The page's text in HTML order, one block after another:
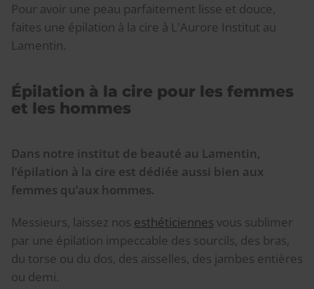
Pour avoir une peau parfaitement lisse et douce,
faites une épilation à la cire à L'Aurore Institut au
Lamentin.
Épilation à la cire pour les femmes
et les hommes
Dans notre institut de beauté au Lamentin,
l’épilation à la cire est dédiée aussi bien aux
femmes qu’aux hommes.
Messieurs, laissez nos esthéticiennes vous sublimer
par une épilation impeccable des sourcils, des bras,
du torse ou du dos, des aisselles, des jambes entières
ou demi.